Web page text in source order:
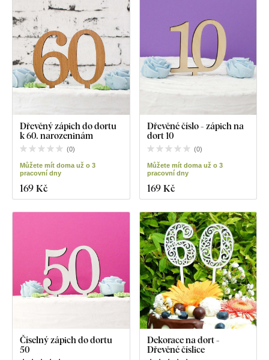
Dřevěný zápich do dortu
k 60. narozeninám
(0)
Můžete mít doma už o 3
pracovní dny
169 Kč
Dřevěné číslo - zápich na
dort 10
(0)
Můžete mít doma už o 3
pracovní dny
169 Kč
Číselný zápich do dortu
50
Dekorace na dort -
Dřevěné číslice